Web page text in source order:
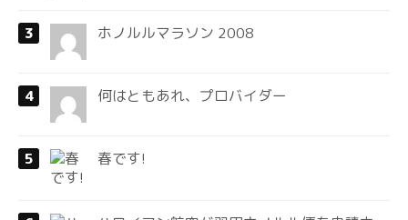
ホノルルマラソン 2008
何はともあれ、プロバイダー
春です!